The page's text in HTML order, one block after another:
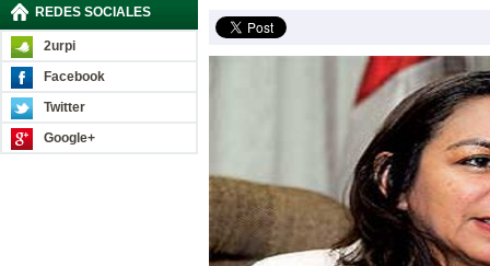
REDES SOCIALES
2urpi
Facebook
Twitter
Google+